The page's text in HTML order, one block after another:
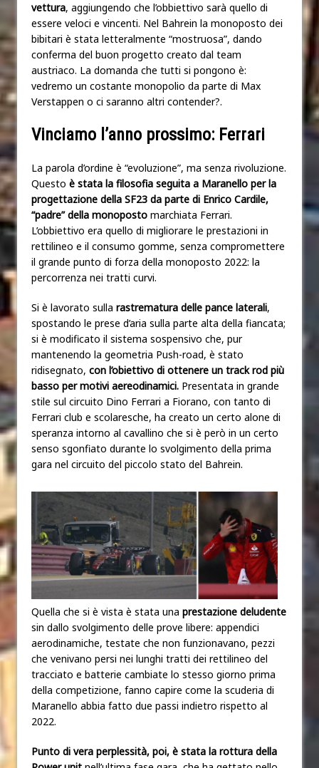
vettura, aggiungendo che l’obbiettivo sarà quello di
essere veloci e vincenti. Nel Bahrein la monoposto dei
bibitari è stata letteralmente “mostruosa”, dando
conferma del buon progetto creato dal team
austriaco. La domanda che tutti si pongono è:
vedremo un costante monopolio da parte di Max
Verstappen o ci saranno altri contender?.
Vinciamo l’anno prossimo: Ferrari
La parola d’ordine è “evoluzione”, ma senza rivoluzione.
Questo è stata la filosofia seguita a Maranello per la
progettazione della SF23 da parte di Enrico Cardile,
“padre” della monoposto marchiata Ferrari.
L’obbiettivo era quello di migliorare le prestazioni in
rettilineo e il consumo gomme, senza compromettere
il grande punto di forza della monoposto 2022: la
percorrenza nei tratti curvi.
Si è lavorato sulla rastrematura delle pance laterali,
spostando le prese d’aria sulla parte alta della fiancata;
si è modificato il sistema sospensivo che, pur
mantenendo la geometria Push-road, è stato
ridisegnato, con l’obiettivo di ottenere un track rod più
basso per motivi aereodinamici. Presentata in grande
stile sul circuito Dino Ferrari a Fiorano, con tanto di
Ferrari club e scolaresche, ha creato un certo alone di
speranza intorno al cavallino che si è però in un certo
senso sgonfiato durante lo svolgimento della prima
gara nel circuito del piccolo stato del Bahrein.
Quella che si è vista è stata una prestazione deludente
sin dallo svolgimento delle prove libere: appendici
aerodinamiche, testate che non funzionavano, pezzi
che venivano persi nei lunghi tratti dei rettilineo del
tracciato e batterie cambiate lo stesso giorno prima
della competizione, fanno capire come la scuderia di
Maranello abbia fatto due passi indietro rispetto al
2022.
Punto di vera perplessità, poi, è stata la rottura della